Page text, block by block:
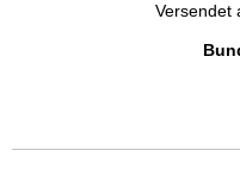
Versendet